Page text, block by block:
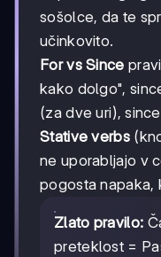
sošolce, da te
učinkovito.
For vs Since
kako dolgo",
(za dve uri),
Stative verbs
ne uporabljajo v
pogosta napaka,
Zlato pravilo:
preteklost =